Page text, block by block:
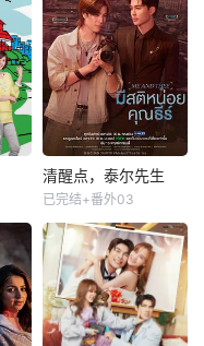
清醒点，泰尔先生
已完结+番外03